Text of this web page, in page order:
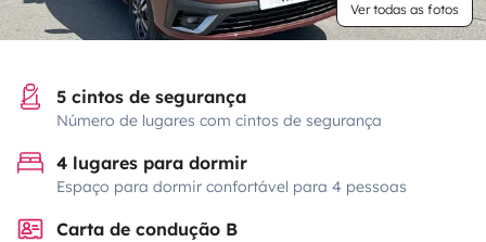
Ver todas as fotos
5 cintos de segurança
Número de lugares com cintos de segurança
4 lugares para dormir
Espaço para dormir confortável para 4 pessoas
Carta de condução B